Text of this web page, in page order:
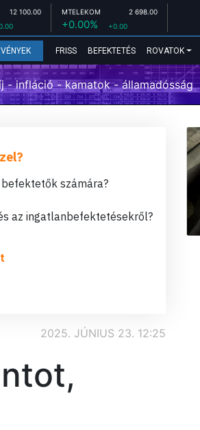
12 100.00 MTELEKOM 2 698.00
+0.00% +0.00
FRISS BEFEKTETÉS ROVATOK
- infláció - kamatok - államadósság
számára?
az ingatlanbefektetésekről?
2025. JÚNIUS 23. 12:25